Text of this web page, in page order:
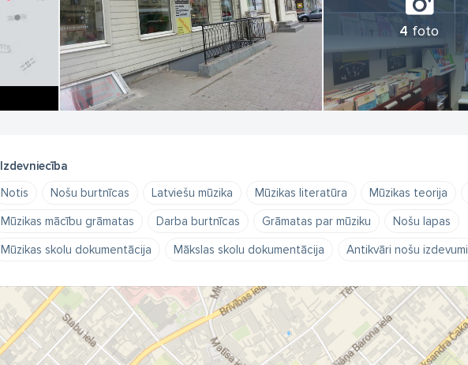
4 foto
Izdevniecība
Notis Nošu burtnīcas Latviešu mūzika Mūzikas literatūra Mūzikas teorija
Mūzikas mācību grāmatas
Darba burtnīcas Grāmatas par mūziku
Nošu lapas
Mūzikas skolu dokumentācija
Mākslas skolu dokumentācija Antikvāri nošu izdevumi